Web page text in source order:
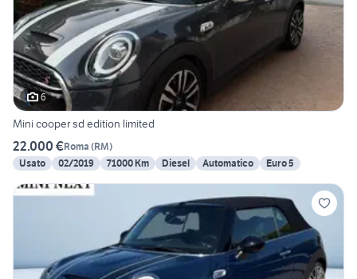
6
Mini cooper sd edition limited
22.000 €Roma (RM)
Usato
02/2019 71000 Km Diesel Automatico Euro 5